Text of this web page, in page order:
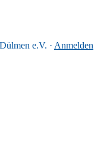
e.V. · Anmelden